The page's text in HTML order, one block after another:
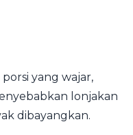
yang wajar,
lonjakan
dibayangkan.